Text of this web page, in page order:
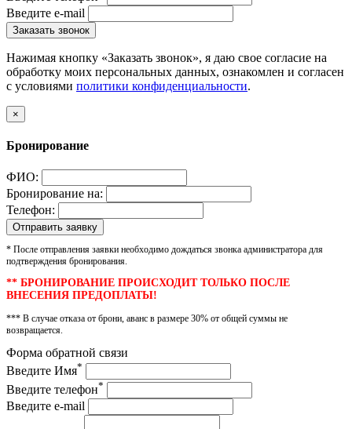
Введите e-mail
Заказать звонок
Нажимая кнопку «Заказать звонок», я даю свое согласие на
обработку моих персональных данных, ознакомлен и согласен
с условиями политики конфиденциальности.
×
Бронирование
ФИО:
Бронирование на:
Телефон:
* После отправления заявки необходимо дождаться звонка администратора для
подтверждения бронирования.
** БРОНИРОВАНИЕ ПРОИСХОДИТ ТОЛЬКО ПОСЛЕ
ВНЕСЕНИЯ ПРЕДОПЛАТЫ!
*** В случае отказа от брони, аванс в размере 30% от общей суммы не
возвращается.
Форма обратной связи
Введите Имя*
Введите телефон*
Введите e-mail